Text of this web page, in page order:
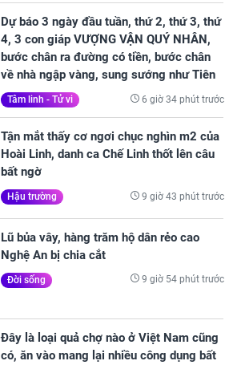
Dự báo 3 ngày đầu tuần, thứ 2, thứ 3, thứ
4, 3 con giáp VƯỢNG VẬN QUÝ NHÂN,
bước chân ra đường có tiền, bước chân
về nhà ngập vàng, sung sướng như Tiên
Tâm linh - Tử vi 6 giờ 34 phút trước
Tận mắt thấy cơ ngơi chục nghìn m2 của
Hoài Linh, danh ca Chế Linh thốt lên câu
bất ngờ
Hậu trường 9 giờ 43 phút trước
Lũ bủa vây, hàng trăm hộ dân rẻo cao
Nghệ An bị chia cắt
Đời sống 9 giờ 54 phút trước
Đây là loại quả chợ nào ở Việt Nam cũng
có, ăn vào mang lại nhiều công dụng bất